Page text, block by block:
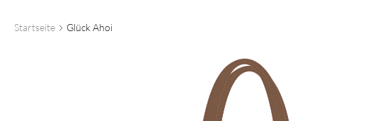
Startseite Glück Ahoi